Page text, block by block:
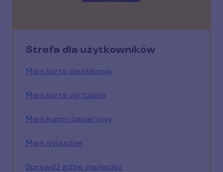
Strefa dla użytkowników
Mam kartę plastikową
Mam kartę wirtualną
Mam kupon papierowy
Mam eVoucher
Sprawdź gdzie zapłacisz